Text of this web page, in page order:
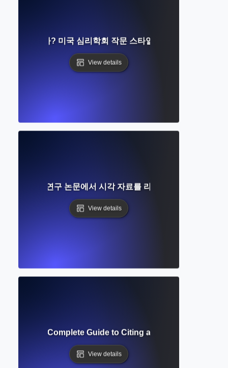
란 무엇인가? 미국 심리학회 작문 스타일에 대한 완벽한 가이
View details
무엇인가? 연구 논문에서 시각 자료를 라벨링하고 참조하는
View details
Complete Guide to Citing and Annotating
View details